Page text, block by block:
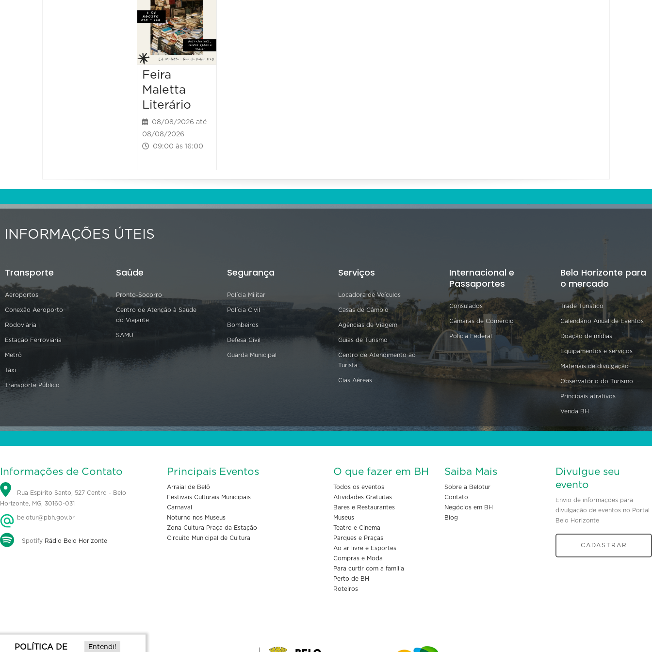
Feira
Maletta
Literário
08/08/2026 até
08/08/2026
09:00 às 16:00
INFORMAÇÕES ÚTEIS
Transporte
Aeroportos
Conexão Aeroporto
Rodoviária
Estação Ferroviária
Metrô
Táxi
Transporte Público
Saúde
Pronto-Socorro
Centro de Atenção à Saúde
do Viajante
SAMU
Segurança
Polícia Militar
Polícia Civil
Bombeiros
Defesa Civil
Guarda Municipal
Serviços
Locadora de Veículos
Casas de Câmbio
Agências de Viagem
Guias de Turismo
Centro de Atendimento ao
Turista
Cias Aéreas
Internacional e
Passaportes
Consulados
Câmaras de Comércio
Polícia Federal
Belo Horizonte para
o mercado
Trade Turístico
Calendário Anual de Eventos
Doação de mídias
Equipamentos e serviços
Materiais de divulgação
Observatório do Turismo
Principais atrativos
Venda BH
Informações de Contato
Rua Espírito Santo, 527 Centro - Belo
Horizonte, MG, 30160-031
belotur@pbh.gov.br
Spotify Rádio Belo Horizonte
Principais Eventos
Arraial de Belô
Festivais Culturais Municipais
Carnaval
Noturno nos Museus
Zona Cultura Praça da Estação
Circuito Municipal de Cultura
O que fazer em BH
Todos os eventos
Atividades Gratuitas
Bares e Restaurantes
Museus
Teatro e Cinema
Parques e Praças
Ao ar livre e Esportes
Compras e Moda
Para curtir com a familia
Perto de BH
Roteiros
Saiba Mais
Sobre a Belotur
Contato
Negócios em BH
Blog
Divulgue seu
evento
Envio de informações para
divulgação de eventos no Portal
Belo Horizonte
CADASTRAR
POLÍTICA DE Entendi!